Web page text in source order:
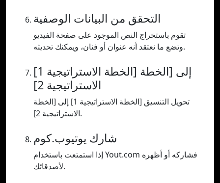
التحقق من البيانات الوصفية
تقوم باستخراج النص الموجود على صفحة الفيديو
وتضع ما نعتقد أنه عنوان أو فنان، ويمكنك تحديثه.
[الخطة الاستراتيجية 1] إلى [الخطة
الاستراتيجية 2]
تحويل التنسيق [الخطة الاستراتيجية 1] إلى [الخطة
الاستراتيجية 2].
شارك يوتيوب.كوم
إذا استمتعت باستخدام Yout.com فشاركه أو أظهره
لأصدقائك.